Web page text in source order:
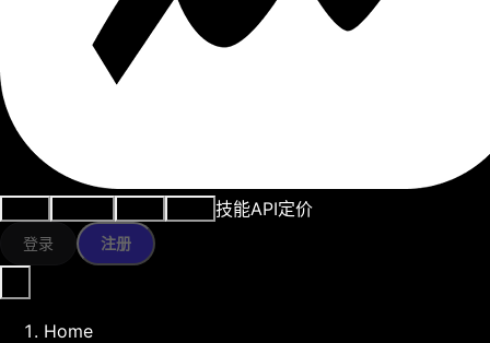
技能API定价
登录 注册
Home